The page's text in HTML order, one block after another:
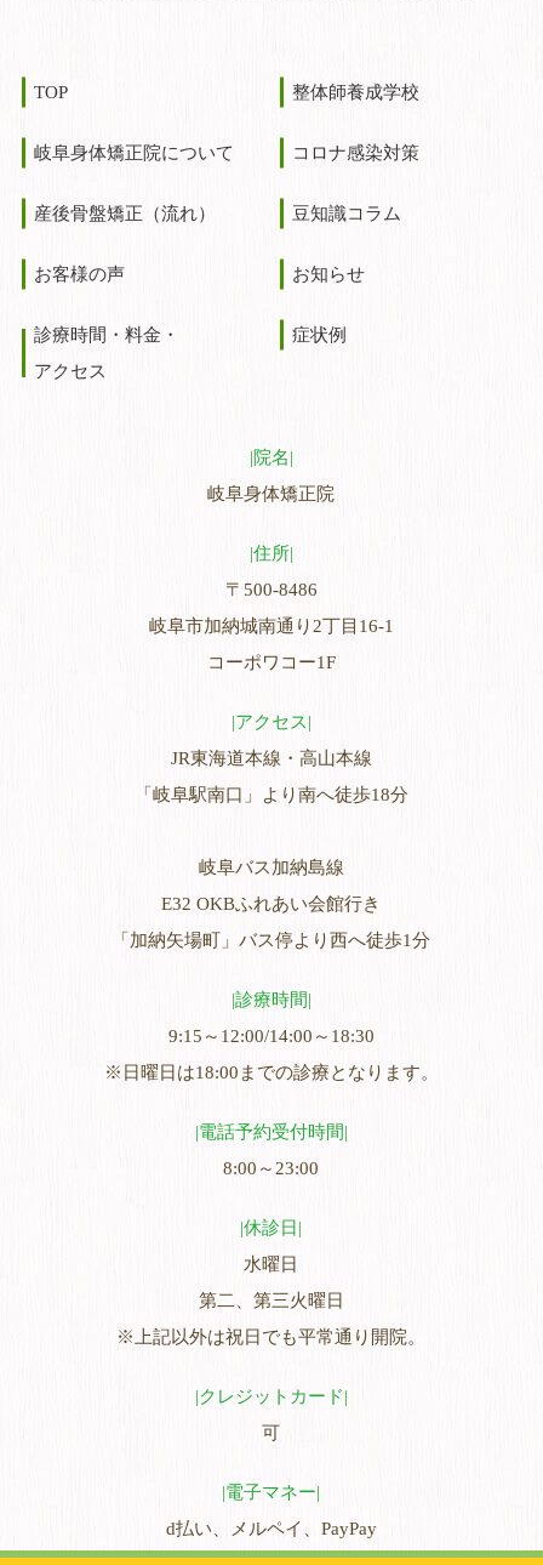
TOP
岐阜身体矯正院について
産後骨盤矯正（流れ）
お客様の声
診療時間・料金・
アクセス
整体師養成学校
コロナ感染対策
豆知識コラム
お知らせ
症状例
院名
岐阜身体矯正院
住所
〒500-8486
岐阜市加納城南通り2丁目16-1
コーポワコー1F
アクセス
JR東海道本線・高山本線
「岐阜駅南口」より南へ徒歩18分
岐阜バス加納島線
E32 OKBふれあい会館行き
「加納矢場町」バス停より西へ徒歩1分
診療時間
9:15～12:00/14:00～18:30
※日曜日は18:00までの診療となります。
電話予約受付時間
8:00～23:00
休診日
水曜日
第二、第三火曜日
※上記以外は祝日でも平常通り開院。
クレジットカード
可
電子マネー
d払い、メルペイ、PayPay